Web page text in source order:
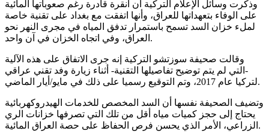
وذكرت وسائل الإعلام التركية أن أنقرة قادرة رغم صعوباتها المائية
على الوفاء بتعهداتها للعراق، وأنها اتفقت مع بغداد على تقنية خاصة
لملء خزان السد تسمح باستمرار تدفق المياه في مجرى النهر نحو
العراق، وفي اتجاه الخزان في آن واحد.
وقالت صحيفة سوزتشو التركية إنه جرى الاتفاق على هذه الآلية
-التي لم يتم توضيح تفاصيلها التقنية- أثناء زيارة وفد تقني عراقي
لتركيا عام 2017، وتم التوقيع رسميا على ذلك في مايو/أيار الماضي.
وتضيف الصحيفة نفسها أن السد المخصص للخدمات الهيدروكهربائية
يحتاج إلى حجز كميات مياه أقل من تلك التي تصرفها خزانات الري
الزراعي، الأمر الذي يحسن فرص الحفاظ على حصة العراق المائية.